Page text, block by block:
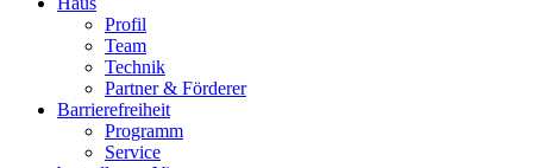
Profil
Team
Technik
Partner & Förderer
Barrierefreiheit
Programm
Service